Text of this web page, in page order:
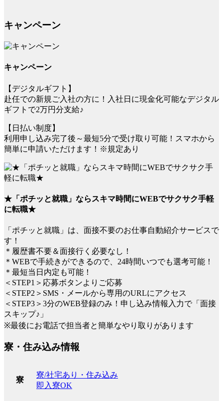
キャンペーン
キャンペーン
【デジタルギフト】
赴任での新規ご入社の方に！入社日に現金化可能なデジタル
ギフトで2万円分支給♪
【日払い制度】
利用申し込み完了後～最短5分で受け取り可能！スマホから
簡単に申請いただけます！※規定あり
★「ポチッと就職」ならスキマ時間にWEBでサクサク手軽
に転職★
「ポチッと就職」は、面接不要のお仕事自動紹介サービスで
す！
＊履歴書不要＆面接行く必要なし！
＊WEBで手続きができるので、24時間いつでも選考可能！
＊最短当日内定も可能！
＜STEP1＞応募ボタンよりご応募
＜STEP2＞SMS・メールから専用のURLにアクセス
＜STEP3＞3分のWEB登録のみ！申し込み情報入力で「面接
スキップ♪」
※最後にお電話で担当者と簡単なやり取りがあります
寮・住み込み情報
寮
寮/社宅あり・住み込み
即入寮OK